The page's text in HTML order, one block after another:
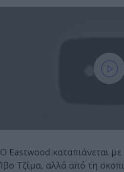
Ο Eastwood καταπιάνεται
Ίβο Τζίμα, αλλά από τη